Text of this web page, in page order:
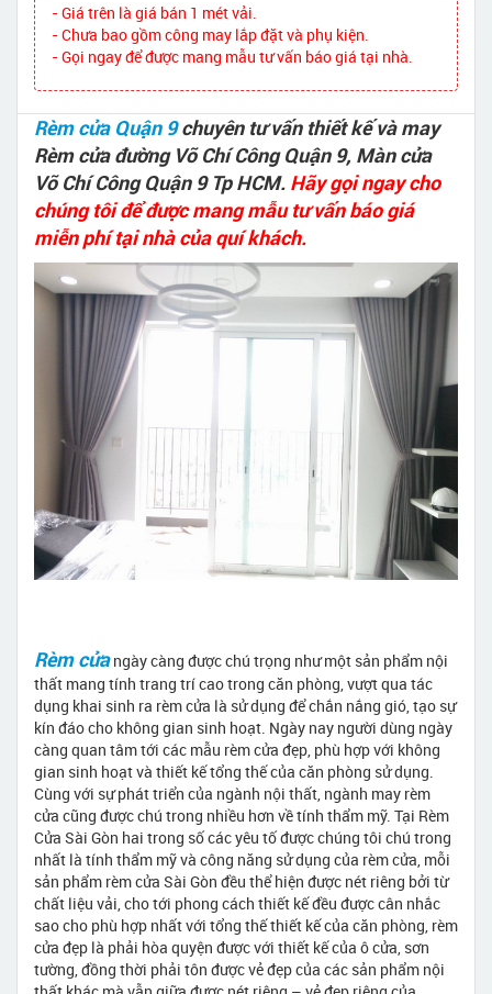
- Giá trên là giá bán 1 mét vải.
- Chưa bao gồm công may lắp đặt và phụ kiện.
- Gọi ngay để được mang mẫu tư vấn báo giá tại nhà.
Rèm cửa Quận 9chuyên tư vấn thiết kế và may
Rèm cửa đường Võ Chí Công Quận 9, Màn cửa
Võ Chí Công Quận 9 Tp HCM. Hãy gọi ngay cho
chúng tôi để được mang mẫu tư vấn báo giá
miễn phí tại nhà của quí khách.
Rèm cửangày càng được chú trọng như một sản phẩm nội
thất mang tính trang trí cao trong căn phòng, vượt qua tác
dụng khai sinh ra rèm cửa là sử dụng để chắn nắng gió, tạo sự
kín đáo cho không gian sinh hoạt. Ngày nay người dùng ngày
càng quan tâm tới các mẫu rèm cửa đẹp, phù hợp với không
gian sinh hoạt và thiết kế tổng thế của căn phòng sử dụng.
Cùng với sự phát triển của ngành nội thất, ngành may rèm
cửa cũng được chú trong nhiều hơn về tính thẩm mỹ. Tại Rèm
Cửa Sài Gòn hai trong số các yêu tố được chúng tôi chú trong
nhất là tính thẩm mỹ và công năng sử dụng của rèm cửa, mỗi
sản phẩm rèm cửa Sài Gòn đều thể hiện được nét riêng bởi từ
chất liệu vải, cho tới phong cách thiết kế đều được cân nhắc
sao cho phù hợp nhất với tổng thế thiết kế của căn phòng, rèm
cửa đẹp là phải hòa quyện được với thiết kế của ô cửa, sơn
tường, đồng thời phải tôn được vẻ đẹp của các sản phẩm nội